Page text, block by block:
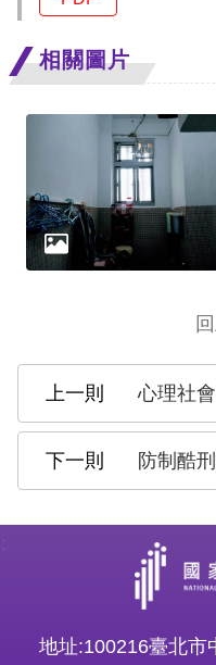
保
護
政
府
資
開
相關圖片
心理社
防制酷
地址:100216臺北市